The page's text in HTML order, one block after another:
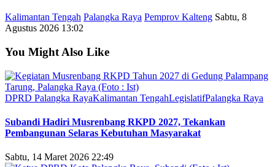
Kalimantan Tengah Palangka Raya Pemprov Kalteng Sabtu, 8
Agustus 2026 13:02
You Might Also Like
DPRD Palangka RayaKalimantan TengahLegislatifPalangka Raya
Subandi Hadiri Musrenbang RKPD 2027, Tekankan
Pembangunan Selaras Kebutuhan Masyarakat
Sabtu, 14 Maret 2026 22:49